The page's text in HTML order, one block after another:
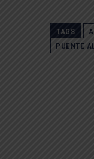
TAGS
PUENTE